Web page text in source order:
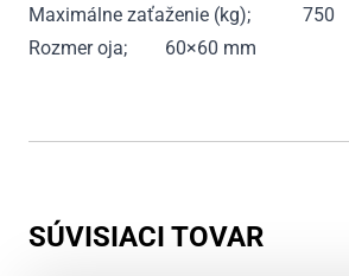
Maximálne zaťaženie (kg); 750
Rozmer oja; 60×60 mm
SÚVISIACI TOVAR